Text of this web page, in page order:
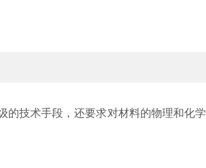
技术手段，还要求对材料的物理和化